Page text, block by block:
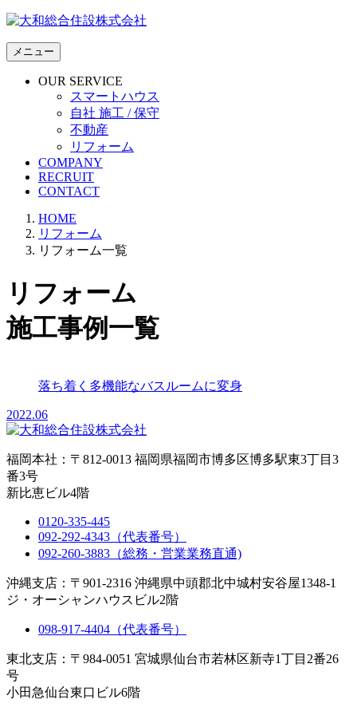
メニュー
OUR SERVICE
スマートハウス
自社 施工 / 保守
不動産
リフォーム
COMPANY
RECRUIT
CONTACT
HOME
リフォーム
リフォーム一覧
リフォーム
施工事例一覧
落ち着く多機能なバスルームに変身
2022.06
福岡本社：〒812-0013 福岡県福岡市博多区博多駅東3丁目3
番3号
新比恵ビル4階
0120-335-445
092-292-4343（代表番号）
092-260-3883（総務・営業業務直通)
沖縄支店：〒901-2316 沖縄県中頭郡北中城村安谷屋1348-1
ジ・オーシャンハウスビル2階
098-917-4404（代表番号）
東北支店：〒984-0051 宮城県仙台市若林区新寺1丁目2番26
号
小田急仙台東口ビル6階